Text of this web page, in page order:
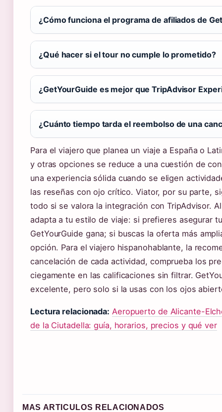
¿Cómo funciona el programa de afiliados de
¿Qué hacer si el tour no cumple lo prometido?
¿GetYourGuide es mejor que TripAdvisor
¿Cuánto tiempo tarda el reembolso de una
Para el viajero que planea un viaje a España o
y otras opciones se reduce a una cuestión de
una experiencia sólida cuando se eligen
las reseñas con ojo crítico. Viator, por su parte,
todo si se valora la integración con TripAdvisor.
adapta a tu estilo de viaje: si prefieres asegurar
GetYourGuide gana; si buscas la oferta más
opción. Para el viajero hispanohablante, la
cancelación de cada actividad, comprueba los
ciegamente en las calificaciones sin filtrar.
excelente, pero solo si la usas con los ojos
Lectura relacionada: Aeropuerto de Alicante-
de la Ciutadella: guía, horarios, precios y qué ver
MAS ARTICULOS RELACIONADOS